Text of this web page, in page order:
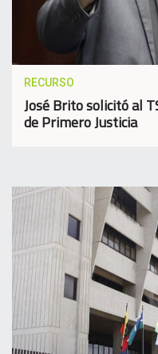
RECURSO
José Brito solicitó al
de Primero Justicia